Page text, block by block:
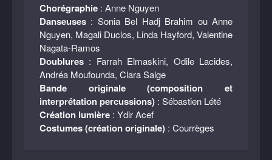
Chorégraphie : Anne Nguyen
Danseuses : Sonia Bel Hadj Brahim ou Anne
Nguyen, Magali Duclos, Linda Hayford, Valentine
Nagata-Ramos
Doublures : Farrah Elmaskini, Odile Lacides,
Andréa Moufounda, Clara Salge
Bande originale (composition et
interprétation percussions) : Sébastien Lété
Création lumière : Ydir Acef
Costumes (création originale) : Courrèges